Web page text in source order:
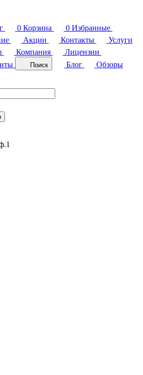
0 Корзина 0 Избранные
Акции Контакты
Услуги
Компания
Лицензии
Поиск Блог
Обзоры